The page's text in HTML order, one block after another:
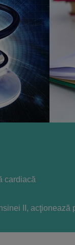
cardiacă
II, acţionează